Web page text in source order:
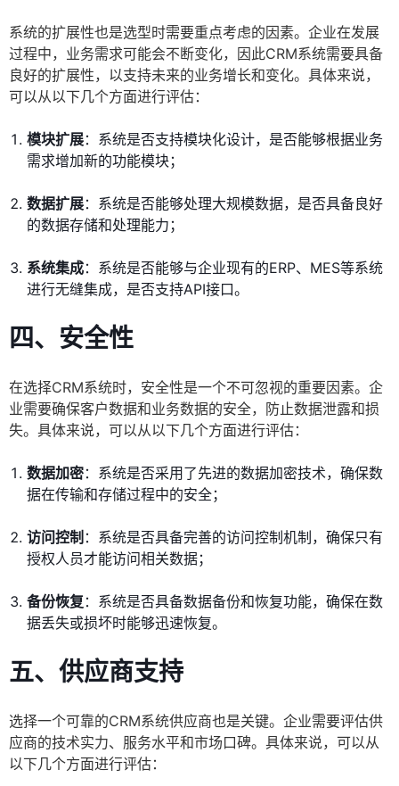
系统的扩展性也是选型时需要重点考虑的因素。企业在发展
过程中，业务需求可能会不断变化，因此CRM系统需要具备
良好的扩展性，以支持未来的业务增长和变化。具体来说，
可以从以下几个方面进行评估：
模块扩展：系统是否支持模块化设计，是否能够根据业务
需求增加新的功能模块；
数据扩展：系统是否能够处理大规模数据，是否具备良好
的数据存储和处理能力；
系统集成：系统是否能够与企业现有的ERP、MES等系统
进行无缝集成，是否支持API接口。
四、安全性
在选择CRM系统时，安全性是一个不可忽视的重要因素。企
业需要确保客户数据和业务数据的安全，防止数据泄露和损
失。具体来说，可以从以下几个方面进行评估：
数据加密：系统是否采用了先进的数据加密技术，确保数
据在传输和存储过程中的安全；
访问控制 ：系统是否具备完善的访问控制机制，确保只有
授权人员才能访问相关数据；
备份恢复 ：系统是否具备数据备份和恢复功能，确保在数
据丢失或损坏时能够迅速恢复。
五、供应商支持
选择一个可靠的CRM系统供应商也是关键。企业需要评估供
应商的技术实力、服务水平和市场口碑。具体来说，可以从
以下几个方面进行评估：